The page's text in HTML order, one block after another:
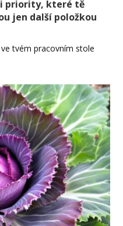
priority, které tě
jen další položkou
tvém pracovním stole